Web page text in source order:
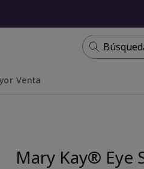
Venta
Mary Kay® Eye